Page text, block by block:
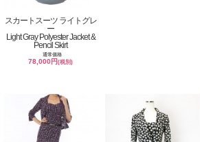
スカートスーツ ライトグレ
ー
Light Gray Polyester Jacket &
Pencil Skirt
通常価格
78,000円(税別)